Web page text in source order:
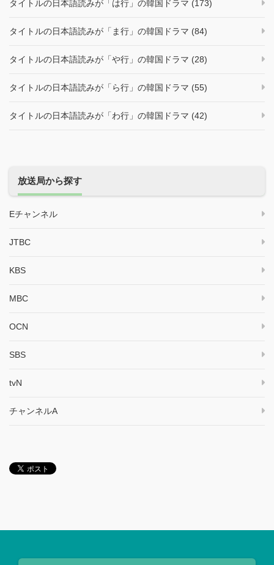
タイトルの日本語読みが「は行」の韓国ドラマ (173)
タイトルの日本語読みが「ま行」の韓国ドラマ (84)
タイトルの日本語読みが「や行」の韓国ドラマ (28)
タイトルの日本語読みが「ら行」の韓国ドラマ (55)
タイトルの日本語読みが「わ行」の韓国ドラマ (42)
放送局から探す
Eチャンネル
JTBC
KBS
MBC
OCN
SBS
tvN
チャンネルA